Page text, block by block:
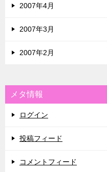
2007年4月
2007年3月
2007年2月
メタ情報
ログイン
投稿フィード
コメントフィード